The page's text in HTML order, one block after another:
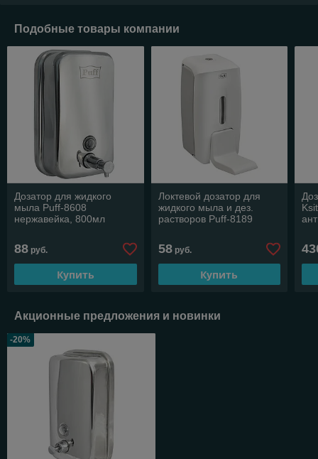
Подобные товары компании
Дозатор для жидкого
мыла Puff-8608
нержавейка, 800мл
88 руб.
Купить
Локтевой дозатор для
жидкого мыла и дез.
растворов Puff-8189
58руб.
Купить
Акционные предложения и новинки
-20%